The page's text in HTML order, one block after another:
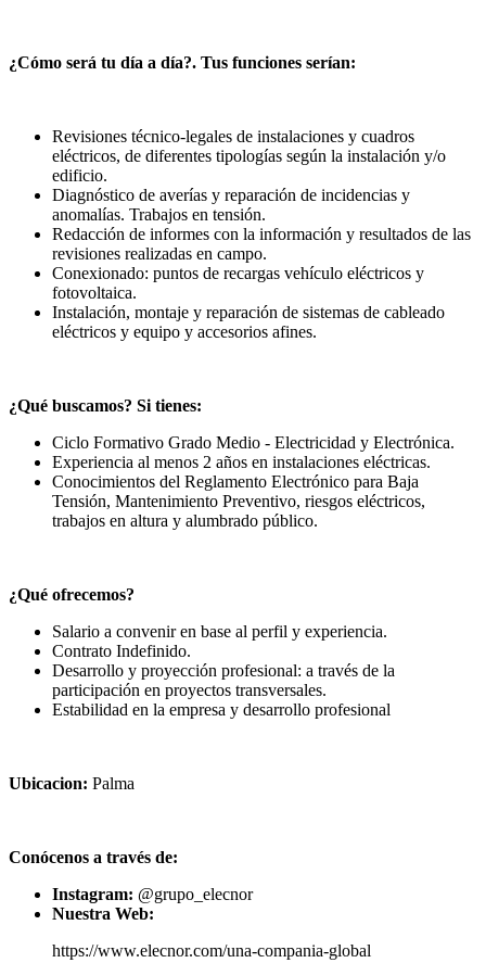
¿Cómo será tu día a día?. Tus funciones serían:
Revisiones técnico-legales de instalaciones y cuadros
eléctricos, de diferentes tipologías según la instalación y/o
edificio.
Diagnóstico de averías y reparación de incidencias y
anomalías. Trabajos en tensión.
Redacción de informes con la información y resultados de las
revisiones realizadas en campo.
Conexionado: puntos de recargas vehículo eléctricos y
fotovoltaica.
Instalación, montaje y reparación de sistemas de cableado
eléctricos y equipo y accesorios afines.
¿Qué buscamos? Si tienes:
Ciclo Formativo Grado Medio - Electricidad y Electrónica.
Experiencia al menos 2 años en instalaciones eléctricas.
Conocimientos del Reglamento Electrónico para Baja
Tensión, Mantenimiento Preventivo, riesgos eléctricos,
trabajos en altura y alumbrado público.
¿Qué ofrecemos?
Salario a convenir en base al perfil y experiencia.
Contrato Indefinido.
Desarrollo y proyección profesional: a través de la
participación en proyectos transversales.
Estabilidad en la empresa y desarrollo profesional
Ubicacion: Palma
Conócenos a través de:
Instagram: @grupo_elecnor
Nuestra Web:
https://www.elecnor.com/una-compania-global